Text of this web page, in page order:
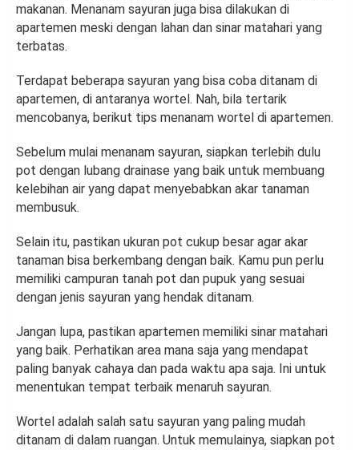
makanan. Menanam sayuran juga bisa dilakukan di
apartemen meski dengan lahan dan sinar matahari yang
terbatas.
Terdapat beberapa sayuran yang bisa coba ditanam di
apartemen, di antaranya wortel. Nah, bila tertarik
mencobanya, berikut tips menanam wortel di apartemen.
Sebelum mulai menanam sayuran, siapkan terlebih dulu
pot dengan lubang drainase yang baik untuk membuang
kelebihan air yang dapat menyebabkan akar tanaman
membusuk.
Selain itu, pastikan ukuran pot cukup besar agar akar
tanaman bisa berkembang dengan baik. Kamu pun perlu
memiliki campuran tanah pot dan pupuk yang sesuai
dengan jenis sayuran yang hendak ditanam.
Jangan lupa, pastikan apartemen memiliki sinar matahari
yang baik. Perhatikan area mana saja yang mendapat
paling banyak cahaya dan pada waktu apa saja. Ini untuk
menentukan tempat terbaik menaruh sayuran.
Wortel adalah salah satu sayuran yang paling mudah
ditanam di dalam ruangan. Untuk memulainya, siapkan pot